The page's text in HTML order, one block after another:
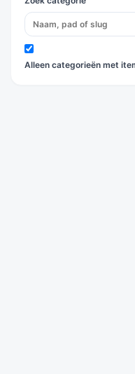
Alleen categorieën met